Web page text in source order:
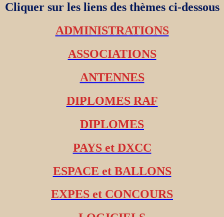
Cliquer sur les liens des thèmes ci-dessous
ADMINISTRATIONS
ASSOCIATIONS
ANTENNES
DIPLOMES RAF
DIPLOMES
PAYS et DXCC
ESPACE et BALLONS
EXPES et CONCOURS